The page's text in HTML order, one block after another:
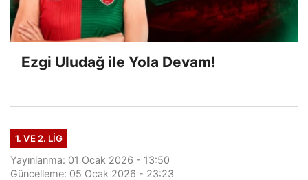
Ezgi Uludağ ile Yola Devam!
1. VE 2. LIG
Yayınlanma: 01 Ocak 2026 - 13:50
Güncelleme: 05 Ocak 2026 - 23:23